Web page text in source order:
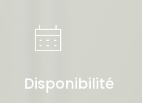
Disponibilité